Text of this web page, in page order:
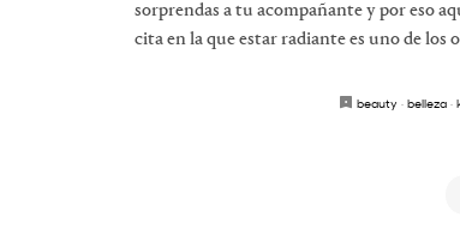
sorprendas a tu acompañante y por eso
cita en la que estar radiante es uno de los
beauty· belleza·